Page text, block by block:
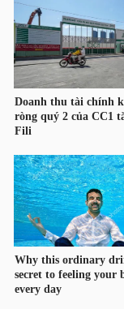
YẾU
TIÊU
YẾU
CHĂM
SÓC